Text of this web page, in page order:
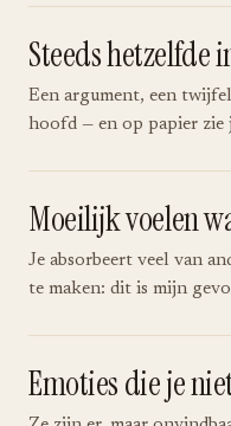
Steeds hetzelfde
Een argument, een
hoofd — en op papier zie
Moeilijk voelen
Je absorbeert veel van
te maken: dit is mijn
Emoties die je